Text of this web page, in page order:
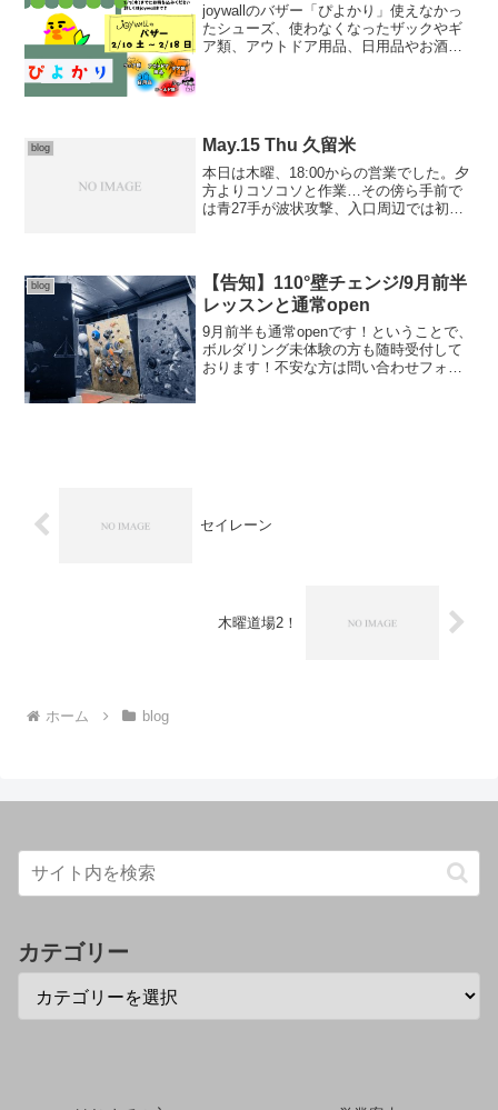
joywallのバザー「ぴよかり」使えなかっ
たシューズ、使わなくなったザックやギ
ア類、アウトドア用品、日用品やお酒、
blog May.15 Thu 久留米
本日は木曜、18:00からの営業でした。夕
方よりコソコソと作業…その傍ら手前で
は青27手が波状攻撃、入口周辺では初級
blog
【告知】110°壁チェンジ/9月前半
レッスンと通常open
9月前半も通常openです！ということで、
ボルダリング未体験の方も随時受付して
おります！不安な方は問い合わせフォー
セイレーン
木曜道場2！
ホーム blog
カテゴリー